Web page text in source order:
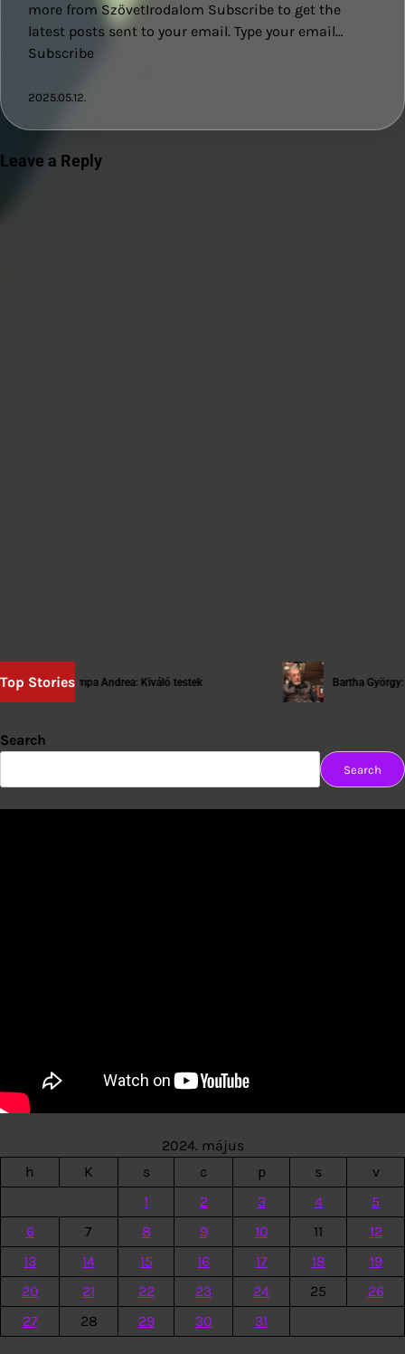
more from SzövetIrodalom Subscribe to get the
latest posts sent to your email. Type your email…
Subscribe
2025.05.12.
Leave a Reply
Top Stories
Tompa Andrea: Kiváló testek Bartha György:
Search
Search
2024. május
h
K s c p s
v
1
2 3 4
5
6
7 8 9 10 11
12
13
14 15 16 17 18
19
20
21 22 23 24 25
26
27
28 29 30 31